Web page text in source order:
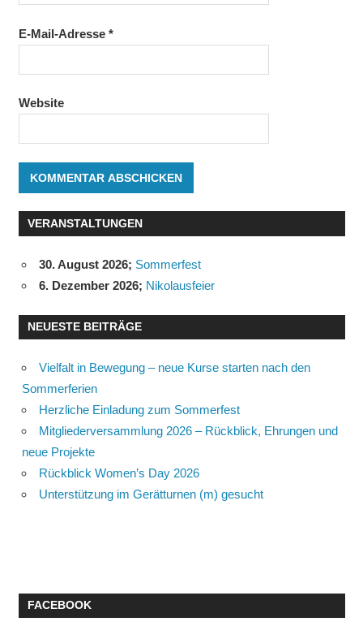
E-Mail-Adresse *
Website
VERANSTALTUNGEN
30. August 2026; Sommerfest
6. Dezember 2026; Nikolausfeier
NEUESTE BEITRÄGE
Vielfalt in Bewegung – neue Kurse starten nach den
Sommerferien
Herzliche Einladung zum Sommerfest
Mitgliederversammlung 2026 – Rückblick, Ehrungen und
neue Projekte
Rückblick Women’s Day 2026
Unterstützung im Gerätturnen (m) gesucht
FACEBOOK